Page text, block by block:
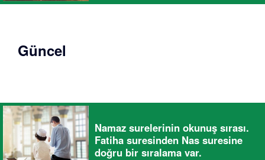
Güncel
Namaz surelerinin okunuş sırası.
Fatiha suresinden Nas suresine
doğru bir sıralama var.